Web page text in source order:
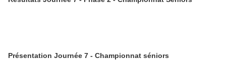
Présentation Journée 7 - Championnat séniors